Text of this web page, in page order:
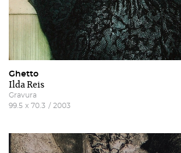
Ghetto
Ilda Reis
Gravura
99.5 x 70.3 / 2003